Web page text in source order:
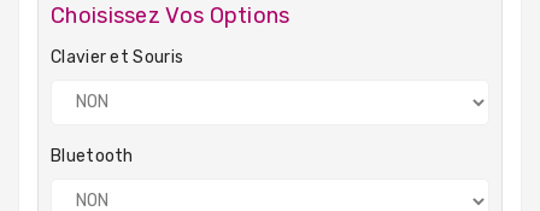
Choisissez Vos Options
Clavier et Souris
Bluetooth